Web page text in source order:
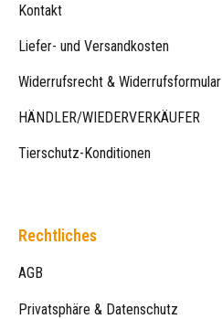
Kontakt
Liefer- und Versandkosten
Widerrufsrecht & Widerrufsformular
HÄNDLER/WIEDERVERKÄUFER
Tierschutz-Konditionen
Rechtliches
AGB
Privatsphäre & Datenschutz